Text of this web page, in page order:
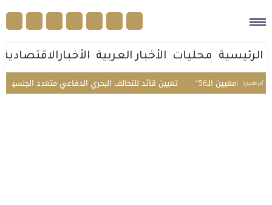
الرئيسية محليات الأخبار العربية الأخبارالاقتصادية
أخر الأخبار | تعيين قائد للتحالف البحري الدفاعي متعدد الجنسيات الـ56